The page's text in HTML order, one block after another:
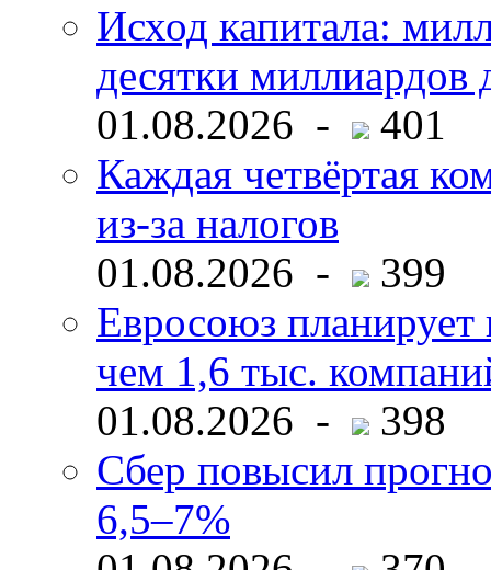
Исход капитала:
десятки миллиардов
01.08.2026 -
401
Каждая четвёртая
из-за налогов
01.08.2026 -
399
Евросоюз планирует
чем 1,6 тыс.
01.08.2026 -
398
Сбер повысил
6,5–7%